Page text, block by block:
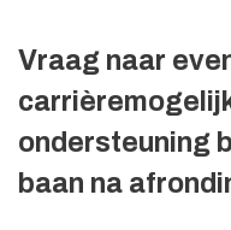
Vraag naar
ondersteuning
baan na